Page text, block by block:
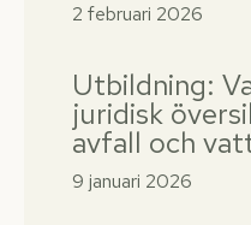
2 februari 2026
Utbildning:
juridisk
avfall och
9 januari 2026